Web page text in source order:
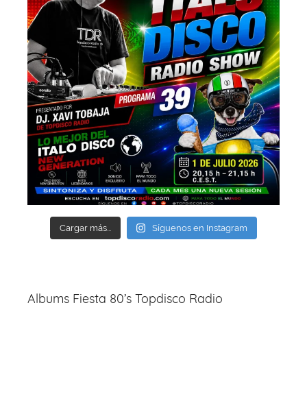
Cargar más... Síguenos en Instagram
Albums Fiesta 80’s Topdisco Radio